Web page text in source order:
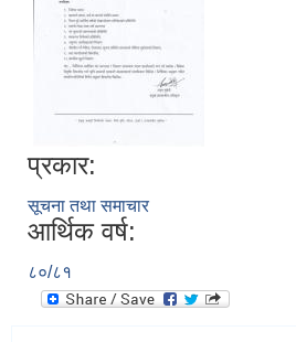
प्रकार:
सूचना तथा समाचार
आर्थिक वर्ष:
८०/८१